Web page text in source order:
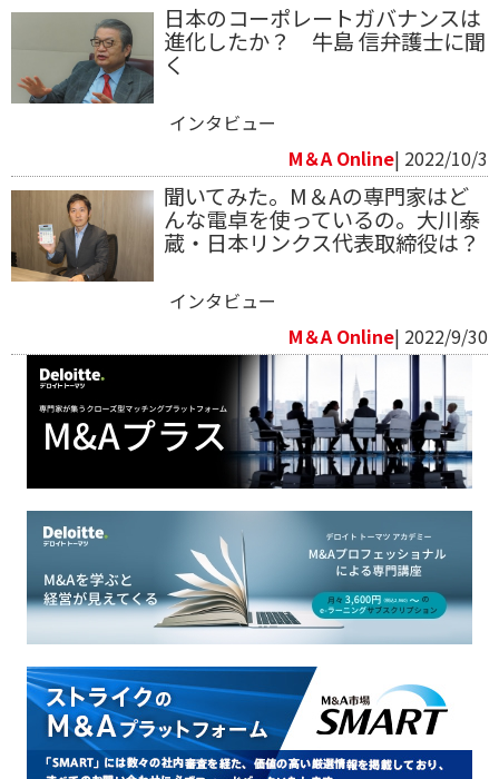
日本のコーポレートガバナンスは
進化したか？ 牛島 信弁護士に聞
く
インタビュー
M＆A Online| 2022/10/3
聞いてみた。M＆Aの専門家はど
んな電卓を使っているの。大川泰
蔵・日本リンクス代表取締役は？
インタビュー
M＆A Online| 2022/9/30